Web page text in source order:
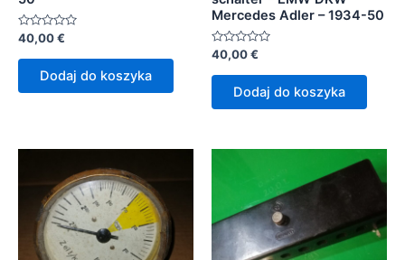
Oceniono
na
40,00€
Dodaj do koszyka
Mercedes Adler – 1934-50
Oceniono
na
40,00€
Dodaj do koszyka